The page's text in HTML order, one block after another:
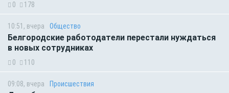
0 178
10:51, вчера Общество
Белгородские работодатели перестали нуждаться
в новых сотрудниках
0 110
09:08, вчера Происшествия